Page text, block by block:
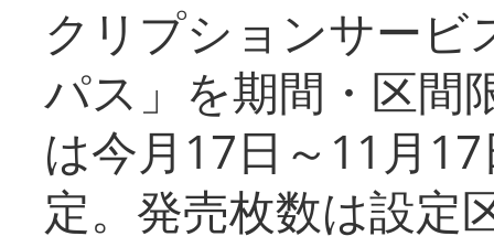
クリプションサービ
パス」を期間・区間
は今月17日～11月
定。発売枚数は設定